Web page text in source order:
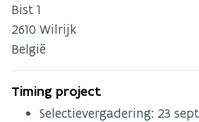
Bist 1
2610 Wilrijk
België
Timing project
Selectievergadering: 23